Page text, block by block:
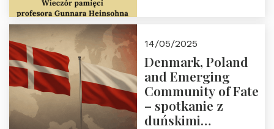
14/05/2025
Denmark, Poland
and Emerging
Community of Fate
– spotkanie z
duńskimi